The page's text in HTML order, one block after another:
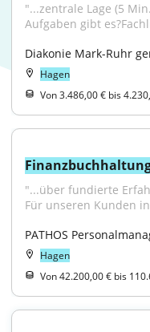
"...zentrale Lage (5
Aufgaben gibt
Diakonie Mark-Ruhr
Hagen
Von 3.486,00 € bis
"...über fundierte
Für unseren Kunden
PATHOS
Hagen
Von 42.200,00 € bis